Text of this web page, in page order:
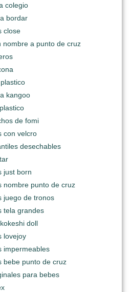
colegio
bordar
close
nombre a punto de cruz
kangoo
de fomi
con velcro
desechables
just born
nombre punto de cruz
juego de tronos
tela grandes
doll
lovejoy
impermeables
bebe punto de cruz
para bebes